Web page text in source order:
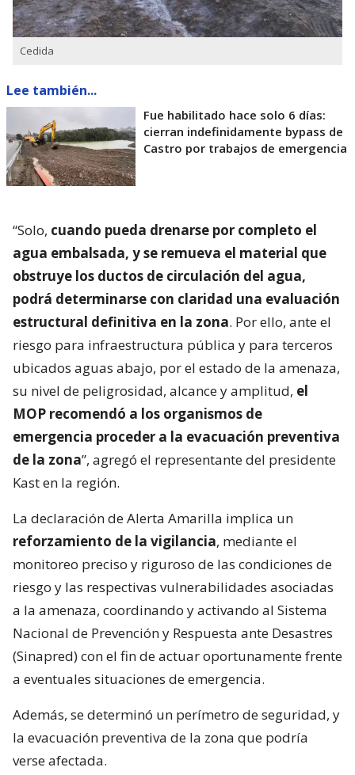
Cedida
Lee también...
Fue habilitado hace solo 6 días:
cierran indefinidamente bypass de
Castro por trabajos de emergencia
“Solo, cuando pueda drenarse por completo el
agua embalsada, y se remueva el material que
obstruye los ductos de circulación del agua,
podrá determinarse con claridad una evaluación
estructural definitiva en la zona. Por ello, ante el
riesgo para infraestructura pública y para terceros
ubicados aguas abajo, por el estado de la amenaza,
su nivel de peligrosidad, alcance y amplitud, el
MOP recomendó a los organismos de
emergencia proceder a la evacuación preventiva
de la zona”, agregó el representante del presidente
Kast en la región.
La declaración de Alerta Amarilla implica un
reforzamiento de la vigilancia, mediante el
monitoreo preciso y riguroso de las condiciones de
riesgo y las respectivas vulnerabilidades asociadas
a la amenaza, coordinando y activando al Sistema
Nacional de Prevención y Respuesta ante Desastres
(Sinapred) con el fin de actuar oportunamente frente
a eventuales situaciones de emergencia.
Además, se determinó un perímetro de seguridad, y
la evacuación preventiva de la zona que podría
verse afectada.